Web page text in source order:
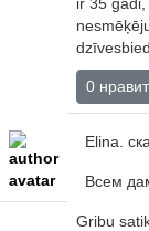
ir 35
0
Elina.
Всем
Gribu